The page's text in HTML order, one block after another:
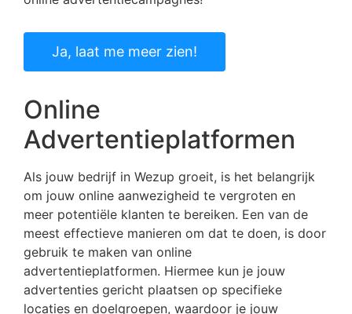
Ja, laat me meer zien!
Online
Advertentieplatformen
Als jouw bedrijf in Wezup groeit, is het belangrijk
om jouw online aanwezigheid te vergroten en
meer potentiële klanten te bereiken. Een van de
meest effectieve manieren om dat te doen, is door
gebruik te maken van online
advertentieplatformen. Hiermee kun je jouw
advertenties gericht plaatsen op specifieke
locaties en doelgroepen, waardoor je jouw